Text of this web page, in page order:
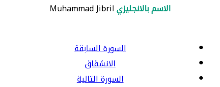
الاسم بالانجليزيMuhammad Jibril
السورة السابقة
الانشقاق
السورة التالية